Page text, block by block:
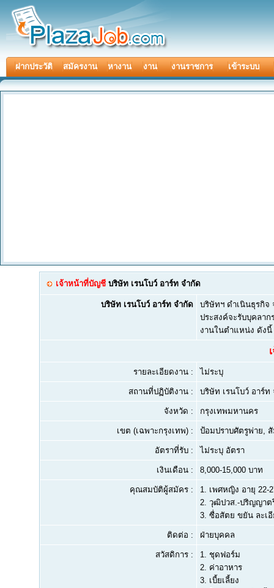
ฝากประวัติ สมัครงาน หางาน งาน งานราชการ เข้าระบบ
เจ้าหน้าที่บัญชี บริษัท เรนโบว์ อาร์ท จำกัด
บริษัท เรนโบว์ อาร์ท จำกัด
บริษัทฯ ดำเนินธุรกิจ
ประสงค์จะรับบุคลา
งานในตำแหน่ง ดังนี้
รายละเอียดงาน : ไม่ระบุ
สถานที่ปฏิบัติงาน : บริษัท เรนโบว์ อาร์
จังหวัด : กรุงเทพมหานคร
เขต (เฉพาะกรุงเทพ) : ป้อมปราบศัตรูพ่าย,
อัตราที่รับ : ไม่ระบุ อัตรา
เงินเดือน : 8,000-15,000 บาท
คุณสมบัติผู้สมัคร : 1. เพศหญิง อายุ 22-
2. วุฒิปวส.-ปริญญาต
3. ซื่อสัตย ขยัน ละเ
ติดต่อ : ฝ่ายบุคคล
สวัสดิการ :
1. ชุดฟอร์ม
2. ค่าอาหาร
3. เบี้ยเลี้ยง